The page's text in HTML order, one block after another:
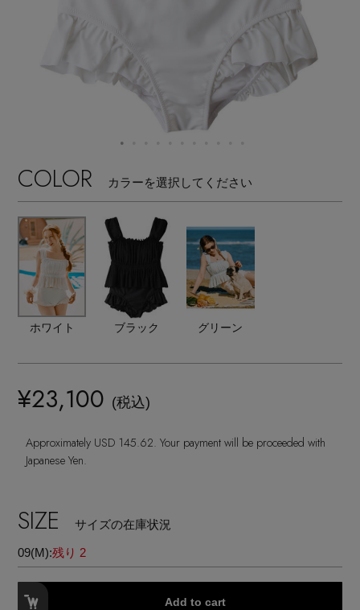
【リネン】涼しい夏素材
【CFCL】注目のPOP-UP
【レース】上品な透け感
【雨の日】急な雨対策グッズ
【限定】ここでしか買えないアイテム
【ペプラム】トレンドシルエット
『ELLE』最新号掲載
すべてのウェア
パンツ
スカート
ニット
コート
すべてのシューズ
パンプス
スニーカー
フラットシューズ
ブーツ
すべてのバッグ・財布
ショルダーバッグ
トートバッグ
財布・小物
ボディバッグ・ウェストポーチ
スーツケース
ファッション小物
すべてのファッション小物
ストール・マフラー・ケープ
帽子・イヤーマフ
スマートフォンケース・タブレットケース
アイウェア
レッグウェア
アクセサリー
すべてのアクセサリー
ピアス・イヤリング
ネックレス
アンクレット
チャーム
ランジェリー
すべてのランジェリー
ランジェリー
スポーツ
すべてのスポーツ
水着・スイムウェア
CONTENTS
特集一覧
NEW IN BRAND
BRAND NEWS
COLOR カラーを選択してください
ホワイト ブラック グリーン
¥23,100 (税込)
Approximately USD 145.62. Your payment will be proceeded with
Japanese Yen.
SIZE サイズの在庫状況
09(M):残り 2
Add to cart